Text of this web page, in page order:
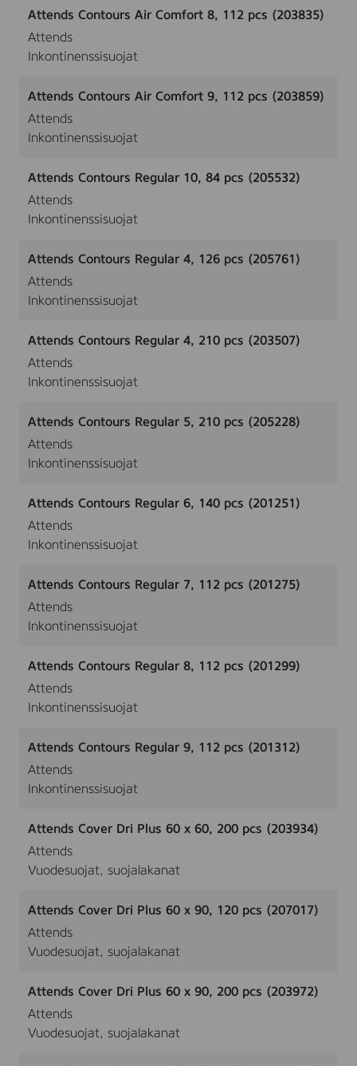
Attends Contours Air Comfort 8, 112 pcs (203835)
Attends
Inkontinenssisuojat
Attends Contours Air Comfort 9, 112 pcs (203859)
Attends
Inkontinenssisuojat
Attends Contours Regular 10, 84 pcs (205532)
Attends
Inkontinenssisuojat
Attends Contours Regular 4, 126 pcs (205761)
Attends
Inkontinenssisuojat
Attends Contours Regular 4, 210 pcs (203507)
Attends
Inkontinenssisuojat
Attends Contours Regular 5, 210 pcs (205228)
Attends
Inkontinenssisuojat
Attends Contours Regular 6, 140 pcs (201251)
Attends
Inkontinenssisuojat
Attends Contours Regular 7, 112 pcs (201275)
Attends
Inkontinenssisuojat
Attends Contours Regular 8, 112 pcs (201299)
Attends
Inkontinenssisuojat
Attends Contours Regular 9, 112 pcs (201312)
Attends
Inkontinenssisuojat
Attends Cover Dri Plus 60 x 60, 200 pcs (203934)
Attends
Vuodesuojat, suojalakanat
Attends Cover Dri Plus 60 x 90, 120 pcs (207017)
Attends
Vuodesuojat, suojalakanat
Attends Cover Dri Plus 60 x 90, 200 pcs (203972)
Attends
Vuodesuojat, suojalakanat